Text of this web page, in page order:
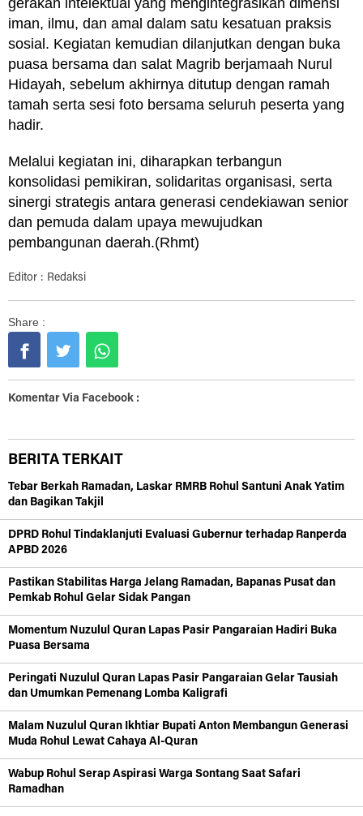
iman, ilmu, dan amal dalam satu kesatuan praksis
sosial. Kegiatan kemudian dilanjutkan dengan buka
puasa bersama dan salat Magrib berjamaah Nurul
Hidayah, sebelum akhirnya ditutup dengan ramah
tamah serta sesi foto bersama seluruh peserta yang
hadir.
Melalui kegiatan ini, diharapkan terbangun
konsolidasi pemikiran, solidaritas organisasi, serta
sinergi strategis antara generasi cendekiawan senior
dan pemuda dalam upaya mewujudkan
pembangunan daerah.(Rhmt)
Editor : Redaksi
Share :
Komentar Via Facebook :
BERITA TERKAIT
Tebar Berkah Ramadan, Laskar RMRB Rohul Santuni Anak Yatim
dan Bagikan Takjil
DPRD Rohul Tindaklanjuti Evaluasi Gubernur terhadap Ranperda
APBD 2026
Pastikan Stabilitas Harga Jelang Ramadan, Bapanas Pusat dan
Pemkab Rohul Gelar Sidak Pangan
Momentum Nuzulul Quran Lapas Pasir Pangaraian Hadiri Buka
Puasa Bersama
Peringati Nuzulul Quran Lapas Pasir Pangaraian Gelar Tausiah
dan Umumkan Pemenang Lomba Kaligrafi
Malam Nuzulul Quran Ikhtiar Bupati Anton Membangun Generasi
Muda Rohul Lewat Cahaya Al-Quran
Wabup Rohul Serap Aspirasi Warga Sontang Saat Safari
Ramadhan